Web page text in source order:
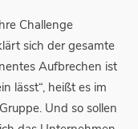
Challenge
sich der gesamte
Aufbrechen ist
lässt“, heißt es im
Und so sollen